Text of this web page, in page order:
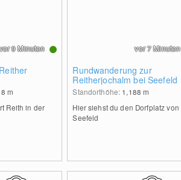
m
Reith in der
9 Minuten
Rundwanderung zur
Reitherjochalm bei Seefeld
Standorthöhe: 1,188m
Hier siehst du den Dorfplatz von
Seefeld
vor 7 Minuten